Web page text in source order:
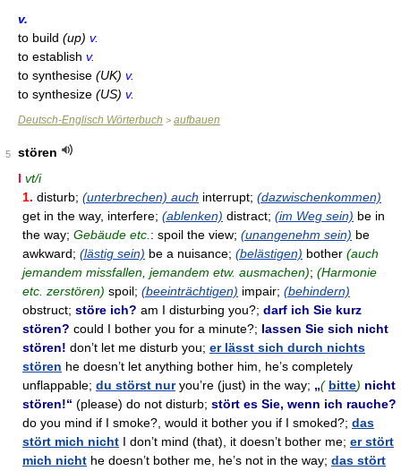
v.
to build (up) v.
to establish v.
to synthesise (UK) v.
to synthesize (US) v.
Deutsch-Englisch Wörterbuch > aufbauen
5
stören
I vt/i
1. disturb; (unterbrechen) auch interrupt; (dazwischenkommen)
get in the way, interfere; (ablenken) distract; (im Weg sein) be in
the way; Gebäude etc.: spoil the view; (unangenehm sein) be
awkward; (lästig sein) be a nuisance; (belästigen) bother (auch
jemandem missfallen, jemandem etw. ausmachen); (Harmonie
etc. zerstören) spoil; (beeinträchtigen) impair; (behindern)
obstruct; störe ich? am I disturbing you?; darf ich Sie kurz
stören? could I bother you for a minute?; lassen Sie sich nicht
stören! don’t let me disturb you; er lässt sich durch nichts
stören he doesn’t let anything bother him, he’s completely
unflappable; du störst nuryou’re (just) in the way; „( bitte) nicht
stören!“ (please) do not disturb; stört es Sie, wenn ich rauche?
do you mind if I smoke?, would it bother you if I smoked?; das
stört mich nicht I don’t mind (that), it doesn’t bother me; er stört
mich nicht he doesn’t bother me, he’s not in the way; das stört